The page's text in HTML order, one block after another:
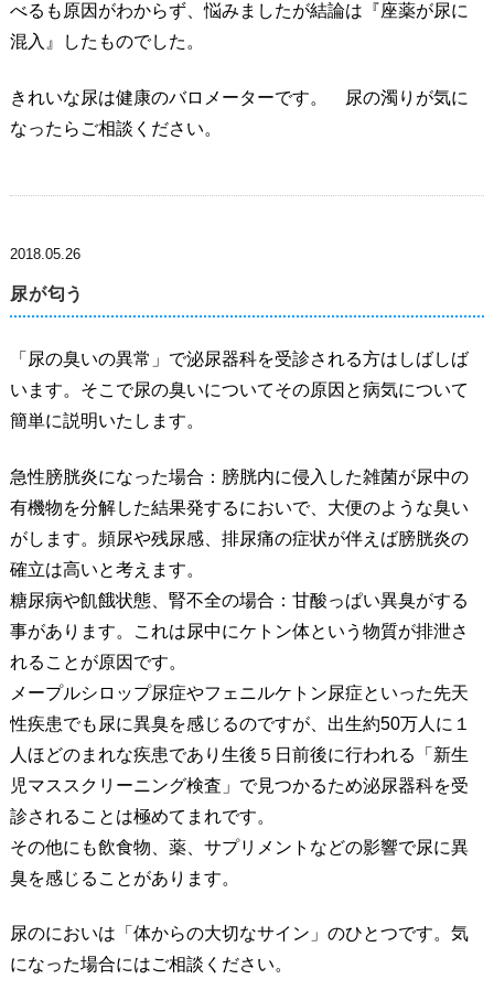
べるも原因がわからず、悩みましたが結論は『座薬が尿に
混入』したものでした。
きれいな尿は健康のバロメーターです。 尿の濁りが気に
なったらご相談ください。
2018.05.26
尿が匂う
「尿の臭いの異常」で泌尿器科を受診される方はしばしば
います。そこで尿の臭いについてその原因と病気について
簡単に説明いたします。
急性膀胱炎になった場合：膀胱内に侵入した雑菌が尿中の
有機物を分解した結果発するにおいで、大便のような臭い
がします。頻尿や残尿感、排尿痛の症状が伴えば膀胱炎の
確立は高いと考えます。
糖尿病や飢餓状態、腎不全の場合：甘酸っぱい異臭がする
事があります。これは尿中にケトン体という物質が排泄さ
れることが原因です。
メープルシロップ尿症やフェニルケトン尿症といった先天
性疾患でも尿に異臭を感じるのですが、出生約50万人に１
人ほどのまれな疾患であり生後５日前後に行われる「新生
児マススクリーニング検査」で見つかるため泌尿器科を受
診されることは極めてまれです。
その他にも飲食物、薬、サプリメントなどの影響で尿に異
臭を感じることがあります。
尿のにおいは「体からの大切なサイン」のひとつです。気
になった場合にはご相談ください。